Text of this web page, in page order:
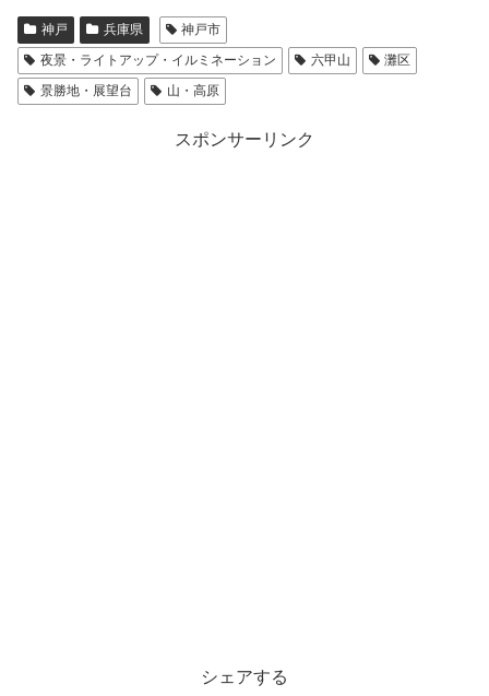
神戸 兵庫県
神戸市
夜景・ライトアップ・イルミネーション
六甲山
灘区
景勝地・展望台
山・高原
スポンサーリンク
シェアする